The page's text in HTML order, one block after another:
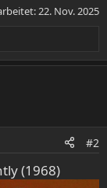
22. Nov. 2025
#2
(1968)